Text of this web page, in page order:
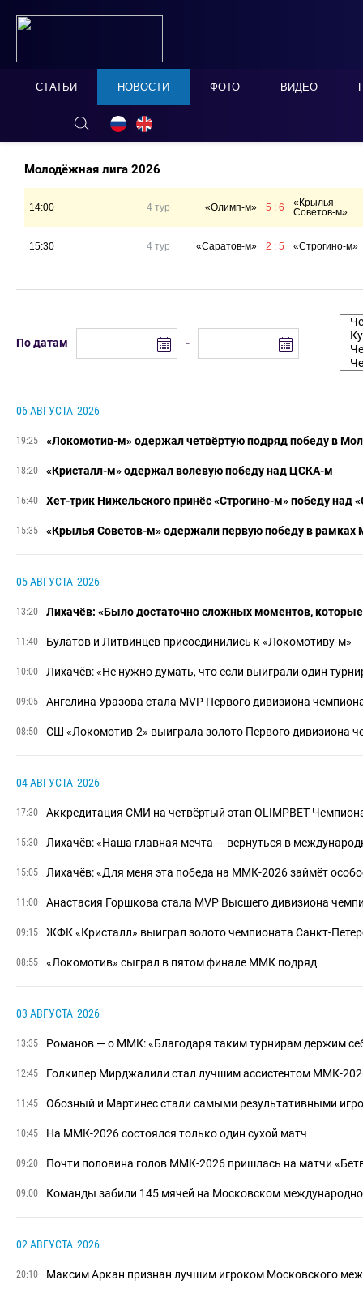
СТАТЬИ НОВОСТИ ФОТО ВИДЕО
ОНЛАЙН ТАБЛО СКРЫТЬ
Молодёжная лига 2026
14:00 4 тур «Олимп-м» 5 : 6
«Крылья
Советов-м»
15:30 4 тур «Саратов-м» 2 : 5 «Строгино-м»
По датам -
06 АВГУСТА 2026
19:25 «Локомотив-м» одержал четвёртую подряд победу в
18:20 «Кристалл-м» одержал волевую победу над ЦСКА-м
16:40 Хет-трик Нижельского принёс «Строгино-м» победу над
15:35 «​Крылья Советов-м» одержали первую победу в рамках
05 АВГУСТА 2026
13:20 Лихачёв: «Было достаточно сложных моментов,
11:40 Булатов и Литвинцев присоединились к «Локомотиву-м»
10:00 Лихачёв: «Не нужно думать, что если выиграли один
09:05 Ангелина Уразова стала MVP Первого дивизиона
08:50 ​СШ «Локомотив-2» выиграла золото Первого дивизиона
04 АВГУСТА 2026
17:30 Аккредитация СМИ на четвёртый этап OLIMPBET
15:30 Лихачёв: «Наша главная мечта — вернуться в
15:05 Лихачёв: «Для меня эта победа на ММК-2026 займёт
11:00 Анастасия Горшкова стала MVP Высшего дивизиона
09:15 ​ЖФК «Кристалл» выиграл золото чемпионата Санкт-
08:55 «Локомотив» сыграл в пятом финале ММК подряд
03 АВГУСТА 2026
13:35 Романов — о ММК: «Благодаря таким турнирам держим
12:45 Голкипер Мирджалили стал лучшим ассистентом ММК-
11:45 Обозный и Мартинес стали самыми результативными
10:45 На ММК-2026 состоялся только один сухой матч
09:20 Почти половина голов ММК-2026 пришлась на матчи
09:00 Команды забили 145 мячей на Московском
02 АВГУСТА 2026
20:10 Максим Аркан признан лучшим игроком Московского